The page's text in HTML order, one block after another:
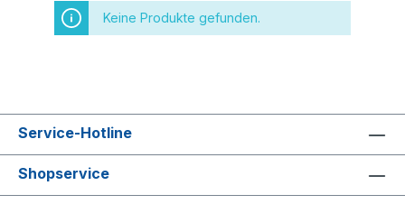
Keine Produkte gefunden.
Service-Hotline
Shopservice